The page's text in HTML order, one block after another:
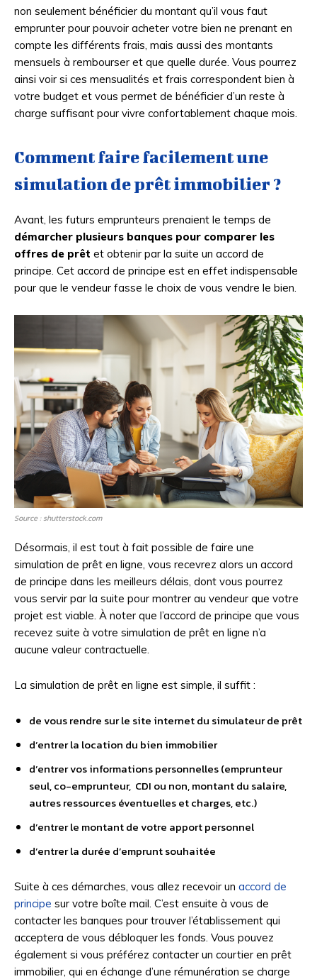
non seulement bénéficier du montant qu’il vous faut
emprunter pour pouvoir acheter votre bien ne prenant en
compte les différents frais, mais aussi des montants
mensuels à rembourser et que quelle durée. Vous pourrez
ainsi voir si ces mensualités et frais correspondent bien à
votre budget et vous permet de bénéficier d’un reste à
charge suffisant pour vivre confortablement chaque mois.
Comment faire facilement une
simulation de prêt immobilier ?
Avant, les futurs emprunteurs prenaient le temps de
démarcher plusieurs banques pour comparer les
offres de prêt et obtenir par la suite un accord de
principe. Cet accord de principe est en effet indispensable
pour que le vendeur fasse le choix de vous vendre le bien.
Source : shutterstock.com
Désormais, il est tout à fait possible de faire une
simulation de prêt en ligne, vous recevrez alors un accord
de principe dans les meilleurs délais, dont vous pourrez
vous servir par la suite pour montrer au vendeur que votre
projet est viable. À noter que l’accord de principe que vous
recevez suite à votre simulation de prêt en ligne n’a
aucune valeur contractuelle.
La simulation de prêt en ligne est simple, il suffit :
de vous rendre sur le site internet du simulateur de prêt
d’entrer la location du bien immobilier
d’entrer vos informations personnelles (emprunteur
seul, co-emprunteur, CDI ou non, montant du salaire,
autres ressources éventuelles et charges, etc.)
d’entrer le montant de votre apport personnel
d’entrer la durée d’emprunt souhaitée
Suite à ces démarches, vous allez recevoir un accord de
principe sur votre boîte mail. C’est ensuite à vous de
contacter les banques pour trouver l’établissement qui
acceptera de vous débloquer les fonds. Vous pouvez
également si vous préférez contacter un courtier en prêt
immobilier, qui en échange d’une rémunération se charge